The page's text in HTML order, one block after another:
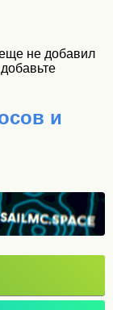
не добавил
и